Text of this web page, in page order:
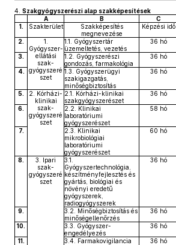
4. Szakgyógyszerészi alap szakképesítések
A
B C
1.
Szakterület
Szakképesítés
megnevezése
Képzési idő
2.
1.
Gyógyszer-
ellátási
szak-
gyógyszeré
szet
1.1. Gyógyszertár
üzemeltetés, vezetés
36 hó
3.
1.2. Gyógyszerészi
gondozás, farmakológia
36 hó
4.
1.3. Gyógyszerügyi
szakigazgatás,
minőségbiztosítás
36 hó
5.
2. Kórházi-
klinikai
szak-
gyógyszeré
szet
2.1. Kórházi-klinikai
szakgyógyszerészet
36 hó
6.
2.2. Klinikai
laboratóriumi
gyógyszerészet
58 hó
7.
2.3. Klinikai
mikrobiológiai
laboratóriumi
gyógyszerészet
60 hó
8.
3. Ipari
szak-
gyógyszeré
szet
3.1.
Gyógyszertechnológia,
készítményfejlesztés és
gyártás, biológiai és
növényi eredetű
gyógyszerek,
radiogyógyszerek
36 hó
9.
3.2. Minőségbiztosítás és
minőségellenőrzés
36 hó
10.
3.3. Gyógyszer-
engedélyezés
36 hó
11. 3.4. Farmakovigilancia 36 hó